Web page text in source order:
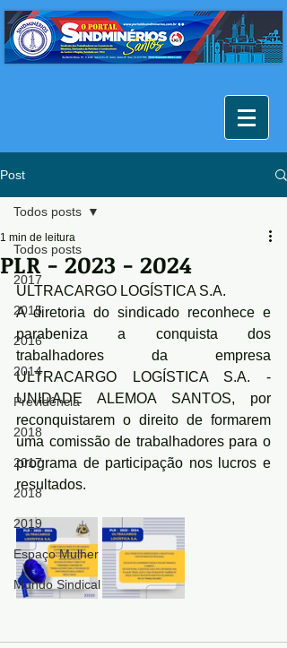
Post
Todos posts
2017
2015
2016
2014
Previdência
2018
2017
2018
2019
Espaço Mulher
Mundo Sindical
Todos posts
PLR - 2023 - 2024
1 min de leitura
ULTRACARGO LOGÍSTICA S.A.
A diretoria do sindicado reconhece e
parabeniza a conquista dos
trabalhadores da empresa
ULTRACARGO LOGÍSTICA S.A. -
UNIDADE ALEMOA SANTOS, por
reconquistarem o direito de formarem
uma comissão de trabalhadores para o
programa de participação nos lucros e
resultados.